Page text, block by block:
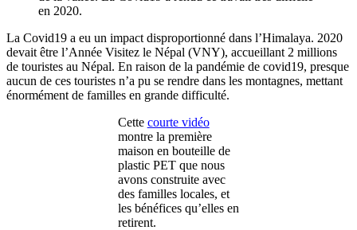
en 2020.
La Covid19 a eu un impact disproportionné dans l’Himalaya. 2020
devait être l’Année Visitez le Népal (VNY), accueillant 2 millions
de touristes au Népal. En raison de la pandémie de covid19, presque
aucun de ces touristes n’a pu se rendre dans les montagnes, mettant
énormément de familles en grande difficulté.
Cette courte vidéo
montre la première
maison en bouteille de
plastic PET que nous
avons construite avec
des familles locales, et
les bénéfices qu’elles en
retirent.